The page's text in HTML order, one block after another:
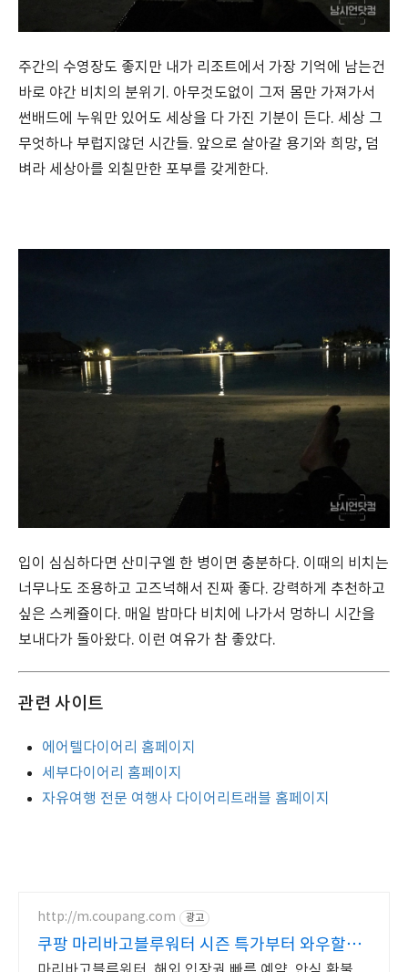
주간의 수영장도 좋지만 내가 리조트에서 가장 기억에 남는건
바로 야간 비치의 분위기. 아무것도없이 그저 몸만 가져가서
썬배드에 누워만 있어도 세상을 다 가진 기분이 든다. 세상 그
무엇하나 부럽지않던 시간들. 앞으로 살아갈 용기와 희망, 덤
벼라 세상아를 외칠만한 포부를 갖게한다.
입이 심심하다면 산미구엘 한 병이면 충분하다. 이때의 비치는
너무나도 조용하고 고즈넉해서 진짜 좋다. 강력하게 추천하고
싶은 스케쥴이다. 매일 밤마다 비치에 나가서 멍하니 시간을
보내다가 돌아왔다. 이런 여유가 참 좋았다.
관련 사이트
에어텔다이어리 홈페이지
세부다이어리 홈페이지
자유여행 전문 여행사 다이어리트래블 홈페이지
http://m.coupang.com 광고
쿠팡 마리바고블루워터 시즌 특가부터 와우할인
까지